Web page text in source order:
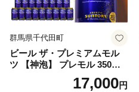
群馬県千代田町
ビール ザ・プレミアムモル
ツ 【神泡】 プレモル 350ml
× 24本 サントリー〈天然水の
ビール工場〉群馬※沖縄・離
17,000円